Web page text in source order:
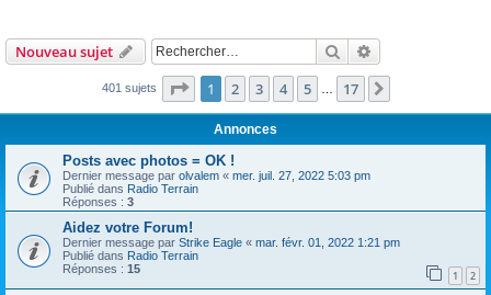
Nouveau sujet Rechercher
401 sujets Page 1sur17
1 2 3 4 5 17
Annonces
Posts avec photos = OK !
Dernier message par olvalem « mer. juil. 27, 2022 5:03 pm
Publié dans Radio Terrain
Réponses : 3
Aidez votre Forum!
Dernier message par Strike Eagle « mar. févr. 01, 2022 1:21 pm
Publié dans Radio Terrain
Réponses : 15 1 2